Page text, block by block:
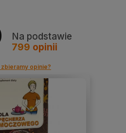
Na podstawie
799 opinii
zbieramy opinie?